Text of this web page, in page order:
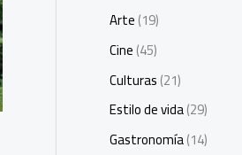
Arte(19)
Cine(45)
Culturas(21)
Estilo de vida(29)
Gastronomía(14)